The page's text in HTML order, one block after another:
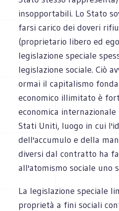
insopportabili. Lo Stato
farsi carico dei doveri
(proprietario libero ed
legislazione speciale
legislazione sociale. Ciò
ormai il capitalismo
economico illimitato è
economica
Stati Uniti, luogo in cui
dell'accumulo e della
diversi dal contratto ha
all'atomismo sociale uno
La legislazione speciale
proprietà a fini sociali